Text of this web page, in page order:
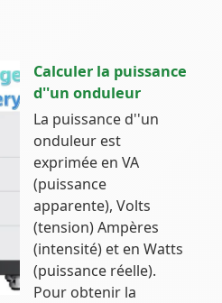
Calculer la puissance
d''un onduleur
La puissance d''un
onduleur est
exprimée en VA
(puissance
apparente), Volts
(tension) Ampères
(intensité) et en Watts
(puissance réelle).
Pour obtenir la